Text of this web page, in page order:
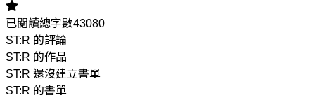
已閱讀總字數43080
ST:R 的評論
ST:R 的作品
ST:R 還沒建立書單
ST:R 的書單